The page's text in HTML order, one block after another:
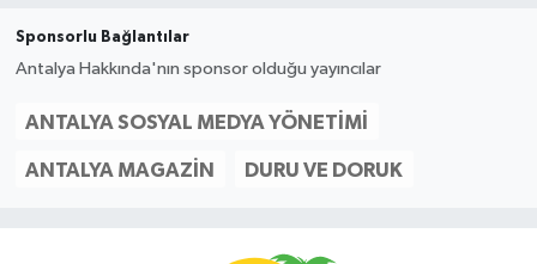
Sponsorlu Bağlantılar
Antalya Hakkında'nın sponsor olduğu yayıncılar
ANTALYA SOSYAL MEDYA YÖNETIMI
ANTALYA MAGAZIN DURU VE DORUK